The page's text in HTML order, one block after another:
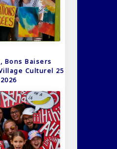
Bons Baisers
Village Culturel 25